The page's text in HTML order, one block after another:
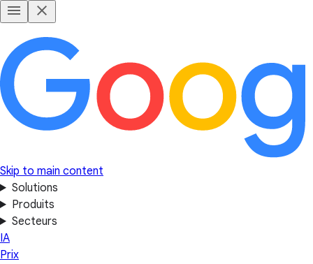
Skip to main content
Solutions
Produits
Secteurs
IA
Prix